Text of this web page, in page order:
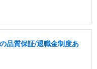
品質保証/退職金制度あ